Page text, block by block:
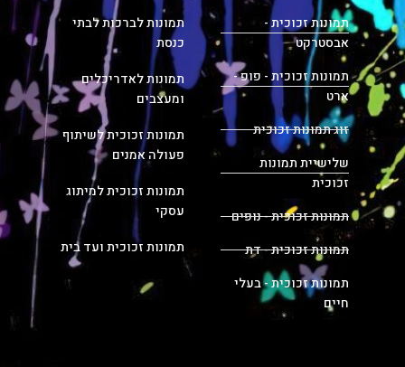
תמונות זכוכית -
אבסטרקט
תמונות זכוכית - פופ -
ארט
זוג תמונות זכוכית
שלישיית תמונות
זכוכית
תמונות זכוכית - נופים
תמונות זכוכית - דת
תמונות זכוכית - בעלי
חיים
תמונות לברכות לבתי
כנסת
תמונות לאדריכלים
ומעצבים
תמונות זכוכית לשיתוף
פעולה אמנים
תמונות זכוכית למיתוג
עסקי
תמונות זכוכית ועד בית